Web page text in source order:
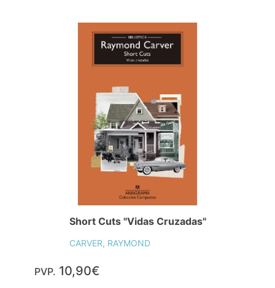
Short Cuts "Vidas Cruzadas"
CARVER, RAYMOND
PVP. 10,90€